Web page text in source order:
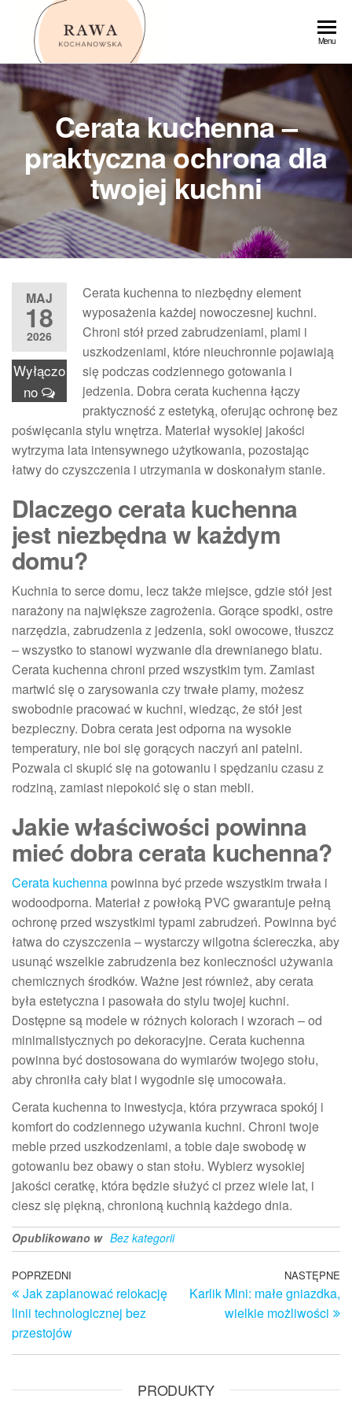
Przejdź
Menu
Cerata kuchenna –
praktyczna ochrona dla
twojej kuchni
MAJ
18
2026
Wyłączo
no
Cerata kuchenna to niezbędny element
wyposażenia każdej nowoczesnej kuchni.
Chroni stół przed zabrudzeniami, plami i
uszkodzeniami, które nieuchronnie pojawiają
się podczas codziennego gotowania i
jedzenia. Dobra cerata kuchenna łączy
praktyczność z estetyką, oferując ochronę bez
poświęcania stylu wnętrza. Materiał wysokiej jakości
wytrzyma lata intensywnego użytkowania, pozostając
łatwy do czyszczenia i utrzymania w doskonałym stanie.
Dlaczego cerata kuchenna
jest niezbędna w każdym
domu?
Kuchnia to serce domu, lecz także miejsce, gdzie stół jest
narażony na największe zagrożenia. Gorące spodki, ostre
narzędzia, zabrudzenia z jedzenia, soki owocowe, tłuszcz
– wszystko to stanowi wyzwanie dla drewnianego blatu.
Cerata kuchenna chroni przed wszystkim tym. Zamiast
martwić się o zarysowania czy trwałe plamy, możesz
swobodnie pracować w kuchni, wiedząc, że stół jest
bezpieczny. Dobra cerata jest odporna na wysokie
temperatury, nie boi się gorących naczyń ani patelni.
Pozwala ci skupić się na gotowaniu i spędzaniu czasu z
rodziną, zamiast niepokoić się o stan mebli.
Jakie właściwości powinna
mieć dobra cerata kuchenna?
Cerata kuchenna powinna być przede wszystkim trwała i
wodoodporna. Materiał z powłoką PVC gwarantuje pełną
ochronę przed wszystkimi typami zabrudzeń. Powinna być
łatwa do czyszczenia – wystarczy wilgotna ściereczka, aby
usunąć wszelkie zabrudzenia bez konieczności używania
chemicznych środków. Ważne jest również, aby cerata
była estetyczna i pasowała do stylu twojej kuchni.
Dostępne są modele w różnych kolorach i wzorach – od
minimalistycznych po dekoracyjne. Cerata kuchenna
powinna być dostosowana do wymiarów twojego stołu,
aby chroniła cały blat i wygodnie się umocowała.
Cerata kuchenna to inwestycja, która przywraca spokój i
komfort do codziennego używania kuchni. Chroni twoje
meble przed uszkodzeniami, a tobie daje swobodę w
gotowaniu bez obawy o stan stołu. Wybierz wysokiej
jakości ceratkę, która będzie służyć ci przez wiele lat, i
ciesz się piękną, chronioną kuchnią każdego dnia.
Opublikowano w Bez kategorii
Nawigacja
wpisu
Poprzedni
wpis
POPRZEDNI
Jak zaplanować relokację
linii technologicznej bez
przestojów
NASTĘPNE
Karlik Mini: małe gniazdka,
wielkie możliwości
PRODUKTY